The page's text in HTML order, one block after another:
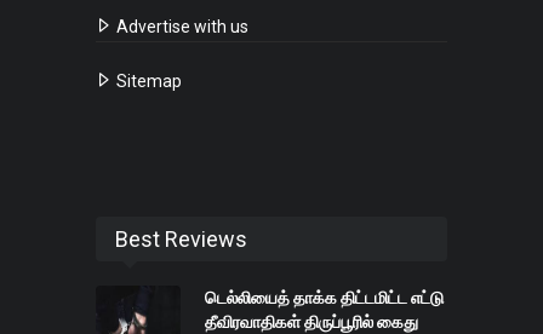
Advertise with us
Sitemap
Best Reviews
டெல்லியைத் தாக்க திட்டமிட்ட எட்டு
தீவிரவாதிகள் திருப்பூரில் கைது